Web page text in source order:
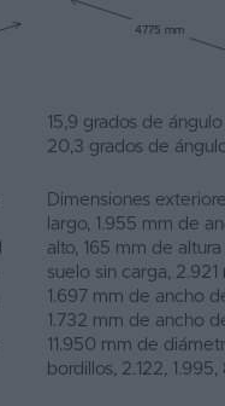
4775 mm
15,9 grados de
20,3 grados de
Dimensiones
largo, 1.955 mm de
alto, 165 mm de
suelo sin carga,
1.697 mm de ancho
1.732 mm de ancho
11.950 mm de
bordillos, 2.122,